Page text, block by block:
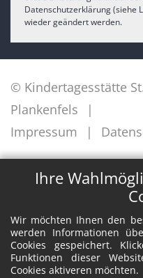
Ihre
Wir möchten Ihnen den
werden Informationen
Cookies gespeichert.
Funktionen dieser
Cookies aktiveren möchten.
Datenschutzerklärung (siehe
wieder geändert werden.
© Kindertagesstätte
Plankenfels
Impressum